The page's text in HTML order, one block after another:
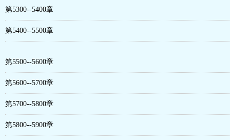
第5300--5400章
第5400--5500章
第5500--5600章
第5600--5700章
第5700--5800章
第5800--5900章